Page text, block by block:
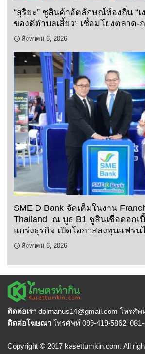
“สุริยะ” ชูสินค้าอัตลักษณ์ท้องถิ่น “เง
ของดีตำบลเสี้ยว” เชื่อมโยงตลาด-
สิงหาคม 6, 2026
SME D Bank จัดเต็มในงาน
Thailand ณ บูธ B1 ชูสินเชื่อดอกเ
แกร่งธุรกิจ เปิดโอกาสลงทุนแฟร
สิงหาคม 6, 2026
ติดต่อเรา dolmanus14@gmail.com โทรศัพ
ติดต่อโฆษณา โทรศัพท์ 099-419-5862, 081-
Copyright © 2017 kasettumkin.com. All